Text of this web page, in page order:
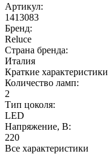
Артикул:
1413083
Бренд:
Reluce
Страна бренда:
Италия
Краткие характеристики
Количество ламп:
2
Тип цоколя:
LED
Напряжение, В:
220
Все характеристики